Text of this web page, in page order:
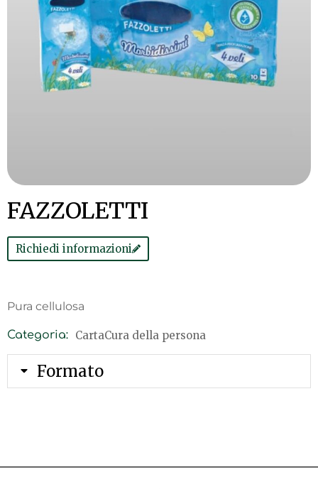
FAZZOLETTI
Richiedi informazioni
Pura cellulosa
Categoria: CartaCura della persona
Formato